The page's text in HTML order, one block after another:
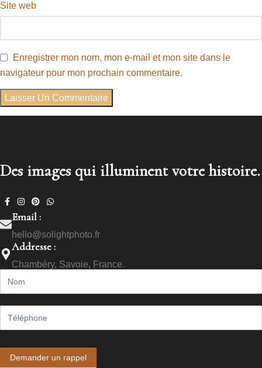
Site web
Enregistrer mon nom, mon e-mail et mon site dans le
navigateur pour mon prochain commentaire.
Des images qui illuminent votre histoire.
Email :
hello@solightphoto.fr
Addresse :
Chambéry, Savoie, France.
Call
me
back
Demander un rappel